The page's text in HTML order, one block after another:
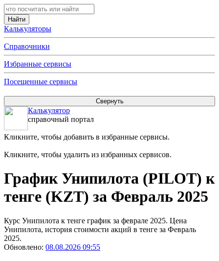
Калькуляторы
Справочники
Избранные сервисы
Посещенные сервисы
Калькулятор
справочный портал
Кликните, чтобы добавить в избранные сервисы.
Кликните, чтобы удалить из избранных сервисов.
График Унипилота (PILOT) к
тенге (KZT) за Февраль 2025
Курс Унипилота к тенге график за феврале 2025. Цена
Унипилота, история стоимости акций в тенге за Февраль
2025.
Обновлено: 08.08.2026 09:55